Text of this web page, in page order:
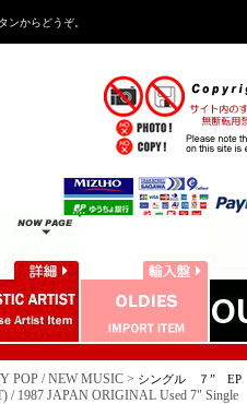
からどうぞ。
POP / NEW MUSIC > シングル ７” EP
1987 JAPAN ORIGINAL Used 7" Single